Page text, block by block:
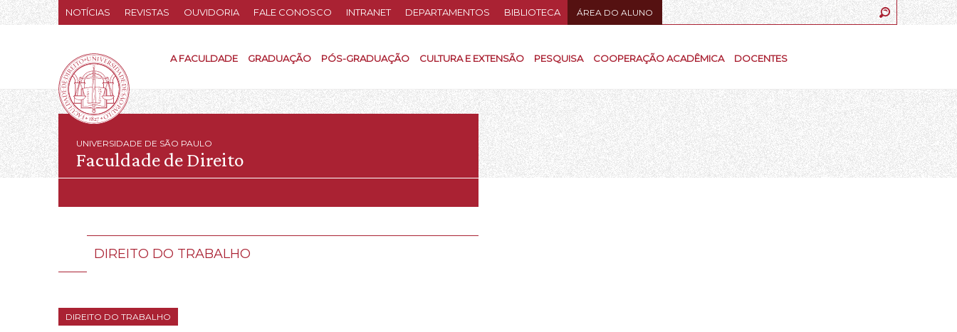
NOTÍCIAS REVISTAS OUVIDORIA FALE CONOSCO INTRANET DEPARTAMENTOS BIBLIOTECA ÁREA DO ALUNO
A FACULDADE GRADUAÇÃO PÓS-GRADUAÇÃO CULTURA E EXTENSÃO PESQUISA COOPERAÇÃO ACADÊMICA DOCENTES
UNIVERSIDADE DE SÃO PAULO
Faculdade de Direito
DIREITO DO TRABALHO
DIREITO DO TRABALHO